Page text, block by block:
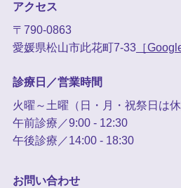
アクセス
〒790-0863
愛媛県松山市此花町7-33［
診療日／営業時間
火曜～土曜（日・月・祝祭日は休
午前診療／9:00 - 12:30
午後診療／14:00 - 18:30
お問い合わせ